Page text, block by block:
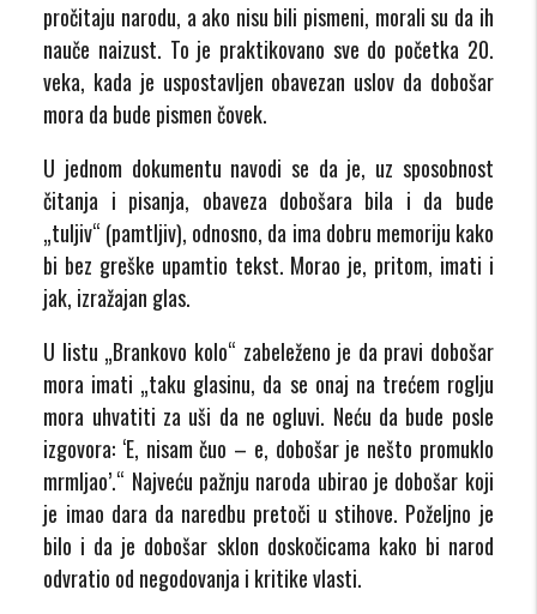
pročitaju narodu, a ako nisu bili pismeni, morali su da ih
nauče naizust. To je praktikovano sve do početka 20.
veka, kada je uspostavljen obavezan uslov da dobošar
mora da bude pismen čovek.
U jednom dokumentu navodi se da je, uz sposobnost
čitanja i pisanja, obaveza dobošara bila i da bude
„tuljiv“ (pamtljiv), odnosno, da ima dobru memoriju kako
bi bez greške upamtio tekst. Morao je, pritom, imati i
jak, izražajan glas.
U listu „Brankovo kolo“ zabeleženo je da pravi dobošar
mora imati „taku glasinu, da se onaj na trećem roglju
mora uhvatiti za uši da ne ogluvi. Neću da bude posle
izgovora: ‘E, nisam čuo – e, dobošar je nešto promuklo
mrmljao’.“ Najveću pažnju naroda ubirao je dobošar koji
je imao dara da naredbu pretoči u stihove. Poželjno je
bilo i da je dobošar sklon doskočicama kako bi narod
odvratio od negodovanja i kritike vlasti.